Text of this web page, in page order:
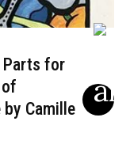
Parts for
Camille